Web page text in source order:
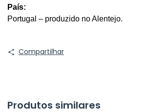
País:
Portugal – produzido no Alentejo.
Compartilhar
Produtos similares